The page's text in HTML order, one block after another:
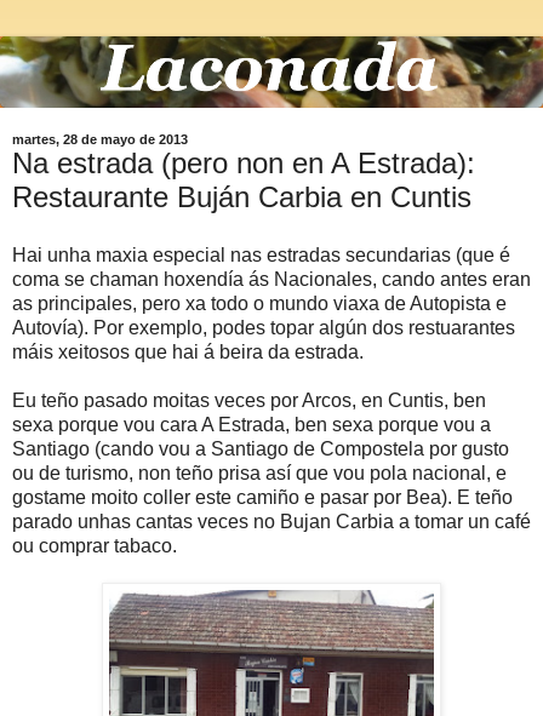
martes, 28 de mayo de 2013
Na estrada (pero non en A Estrada):
Restaurante Buján Carbia en Cuntis
Hai unha maxia especial nas estradas secundarias (que é
coma se chaman hoxendía ás Nacionales, cando antes eran
as principales, pero xa todo o mundo viaxa de Autopista e
Autovía). Por exemplo, podes topar algún dos restuarantes
máis xeitosos que hai á beira da estrada.
Eu teño pasado moitas veces por Arcos, en Cuntis, ben
sexa porque vou cara A Estrada, ben sexa porque vou a
Santiago (cando vou a Santiago de Compostela por gusto
ou de turismo, non teño prisa así que vou pola nacional, e
gostame moito coller este camiño e pasar por Bea). E teño
parado unhas cantas veces no Bujan Carbia a tomar un café
ou comprar tabaco.